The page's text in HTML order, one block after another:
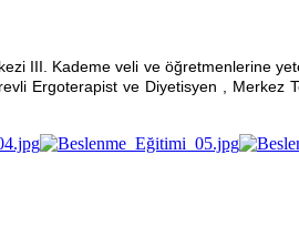
III. Kademe veli ve öğretmenlerine
Ergoterapist ve Diyetisyen ,